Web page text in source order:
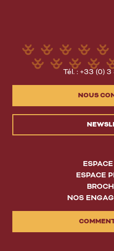
Tél. : +33 (0)
NOUS
ESPACE
NOS